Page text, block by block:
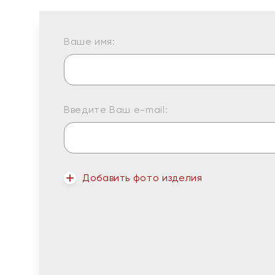
Ваше имя:
Введите Ваш e-mail:
Добавить фото изделия